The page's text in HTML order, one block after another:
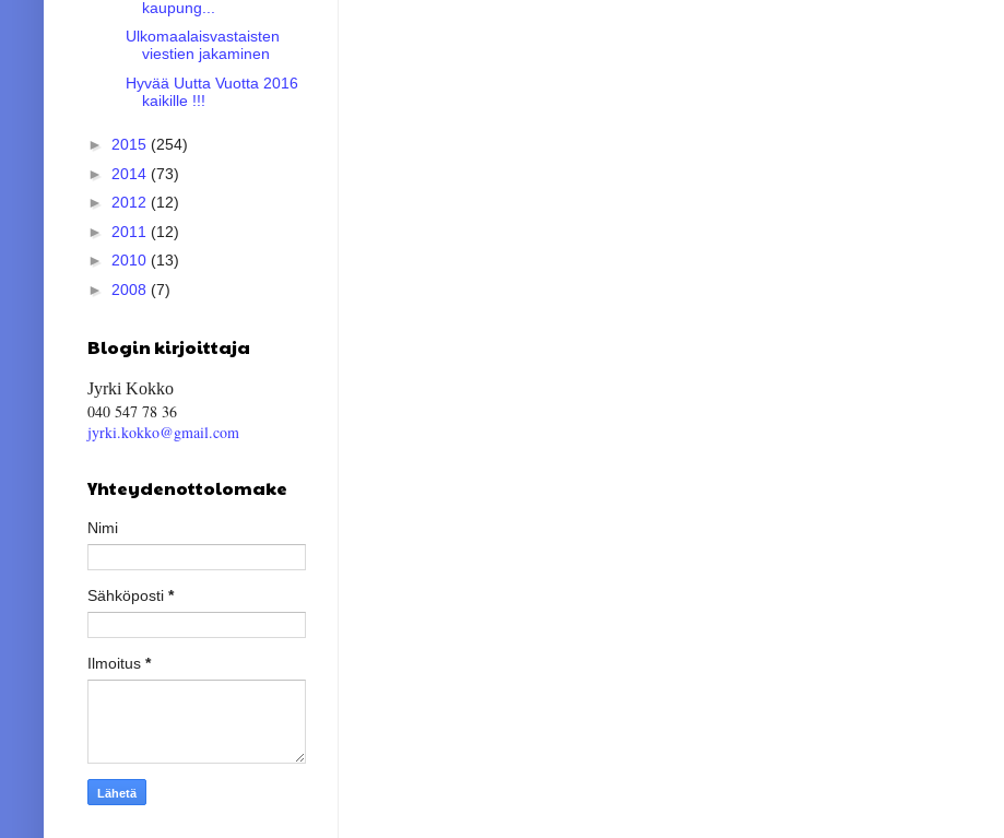
kaupung...
Ulkomaalaisvastaisten
viestien jakaminen
Hyvää Uutta Vuotta 2016
kaikille !!!
► 2015 (254)
► 2014 (73)
► 2012 (12)
► 2011 (12)
► 2010 (13)
► 2008 (7)
Blogin kirjoittaja
Jyrki Kokko
040 547 78 36
jyrki.kokko@gmail.com
Yhteydenottolomake
Nimi
Sähköposti *
Ilmoitus *